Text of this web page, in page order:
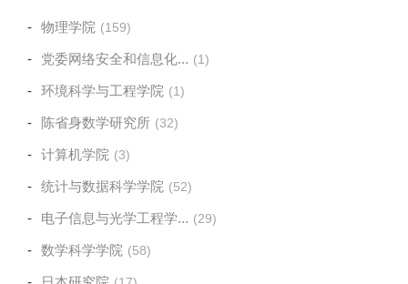
物理学院 (159)
党委网络安全和信息化... (1)
环境科学与工程学院 (1)
陈省身数学研究所 (32)
计算机学院 (3)
统计与数据科学学院 (52)
电子信息与光学工程学... (29)
数学科学学院 (58)